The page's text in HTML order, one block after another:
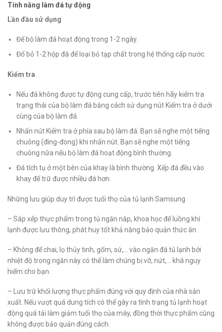
Tính năng làm đá tự động
Lần đầu sử dụng
Để bộ làm đá hoạt động trong 1-2 ngày.
Đổ bỏ 1-2 hộp đá để loại bỏ tạp chất trong hệ thống cấp nước.
Kiểm tra
Nếu đá không được tự động cung cấp, trước tiên hãy kiểm tra
trạng thái của bộ làm đá bằng cách sử dụng nút Kiểm tra ở dưới
cùng của bộ làm đá.
Nhấn nút Kiểm tra ở phía sau bộ làm đá. Bạn sẽ nghe một tiếng
chuông (đing-đong) khi nhấn nút. Bạn sẽ nghe một tiếng
chuông nữa nếu bộ làm đá hoạt động bình thường.
Đá tích tụ ở một bên của khay là bình thường. Xếp đá đều vào
khay để trữ được nhiều đá hơn.
Những lưu giúp duy trì được tuổi thọ của tủ lạnh Samsung
– Sắp xếp thực phẩm trong tủ ngăn nắp, khoa học để luồng khí
lạnh được lưu thông, phát huy tốt khả năng bảo quản thức ăn.
– Không để chai, lọ thủy tinh, gốm, sứ,… vào ngăn đá tủ lạnh bởi
nhiệt độ trong ngăn này có thể làm chúng bị vỡ, nứt,… khá nguy
hiểm cho bạn.
– Lưu trữ khối lượng thực phẩm đúng với quy định của nhà sản
xuất. Nếu vượt quá dung tích có thể gây ra tình trạng tủ lạnh hoạt
động quá tải làm giảm tuổi thọ của máy, đồng thời thực phẩm cũng
không được bảo quản đúng cách.